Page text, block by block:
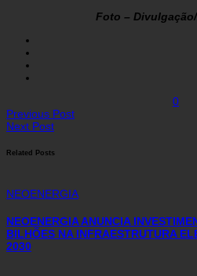
Foto –
0
Previous Post
Next Post
Related Posts
NEOENERGIA
NEOENERGIA ANUNCIA
BILHÕES NA INFRAESTRUTURA
2030